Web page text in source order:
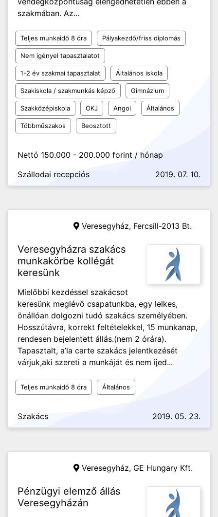
szakmában. Az...
Teljes munkaidő 8 óra Pályakezdő/friss diplomás
Nem igényel tapasztalatot
1-2 év szakmai tapasztalat Általános iskola
Szakiskola / szakmunkás képző Gimnázium
Szakközépiskola OKJ Angol Általános
Többműszakos Beosztott
Nettó 150.000 - 200.000 forint / hónap
Szállodai recepciós
2019. 07. 10.
Veresegyház, Fercsill-2013 Bt.
Veresegyházra szakács
munkakörbe kollégát
keresünk
Mielőbbi kezdéssel szakácsot
keresünk meglévő csapatunkba, egy lelkes,
önállóan dolgozni tudó szakács személyében.
Hosszútávra, korrekt feltételekkel, 15 munkanap,
rendesen bejelentett állás.(nem 2 órára).
Tapasztalt, a’la carte szakács jelentkezését
várjuk,aki szereti a munkáját és nem ijed...
Teljes munkaidő 8 óra Általános
Szakács 2019. 05. 23.
Veresegyház, GE Hungary Kft.
Pénzügyi elemző állás
Veresegyházán